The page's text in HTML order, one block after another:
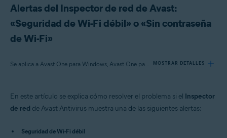
Alertas del Inspector de red de Avast:
«Seguridad de Wi-Fi débil» o «Sin contraseña
de Wi-Fi»
Se aplica a Avast One para Windows, Avast One para Mac, Avast One para Android, Avast One para iOS, Avast Premium Security para Windows, Avast Free Antivirus para Windows, Avast Premium Security para Mac, Avast Security para Mac, Avast Mobile Security Premium para Android MOSTRAR DETALLES
Avast One 22.x para Android
En este artículo se explica cómo resolver el problema si el Inspector
de red de Avast Antivirus muestra una de las siguientes alertas:
Seguridad de Wi-Fi débil